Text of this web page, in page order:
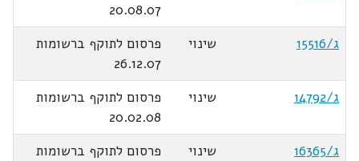
20.08.07
ג/15516
שינוי
פרסום לתוקף ברשומות
26.12.07
ג/14792
שינוי
פרסום לתוקף ברשומות
20.02.08
ג/16365
שינוי
פרסום לתוקף ברשומות